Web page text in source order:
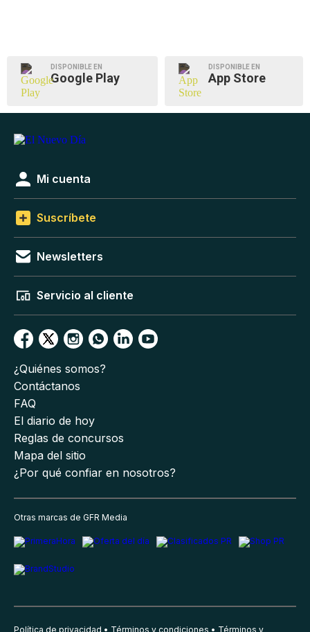
DISPONIBLE EN
Google Play
DISPONIBLE EN
App Store
Mi cuenta
Suscríbete
Newsletters
Servicio al cliente
¿Quiénes somos?
Contáctanos
FAQ
El diario de hoy
Reglas de concursos
Mapa del sitio
¿Por qué confiar en nosotros?
Otras marcas de GFR Media
Política de privacidad Términos y condiciones Términos y